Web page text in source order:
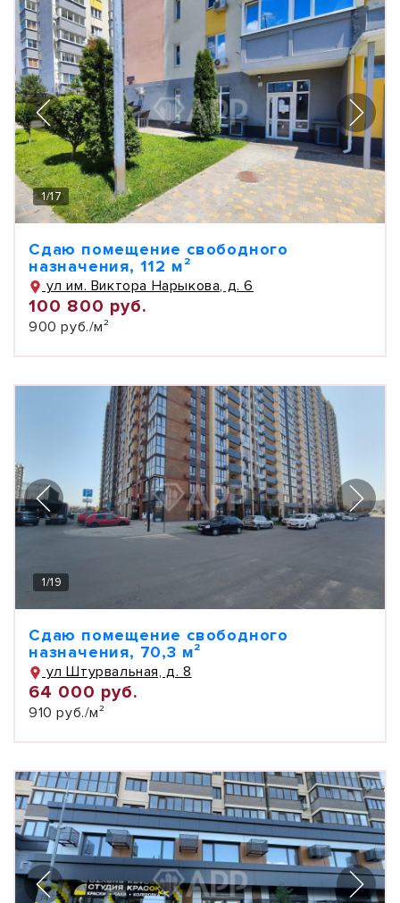
1/17
Сдаю помещение свободного
назначения, 112 м²
ул им. Виктора Нарыкова, д. 6
100 800 руб.
900 руб./м²
1/19
Сдаю помещение свободного
назначения, 70,3 м²
ул Штурвальная, д. 8
64 000 руб.
910 руб./м²